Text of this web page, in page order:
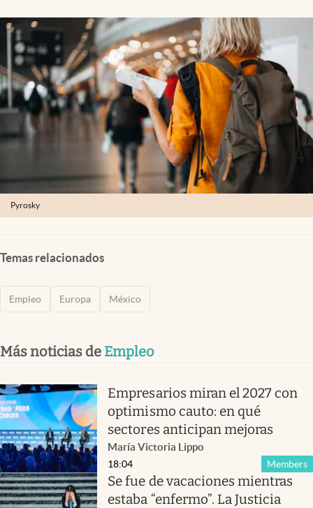
Mediakit
abre en nueva pestaña
México
Pyrosky
Temas relacionados
Empleo Europa México
Más noticias de Empleo
Empresarios miran el 2027 con
optimismo cauto: en qué
sectores anticipan mejoras
María Victoria Lippo
Members
18:04
Se fue de vacaciones mientras
estaba “enfermo”. La Justicia